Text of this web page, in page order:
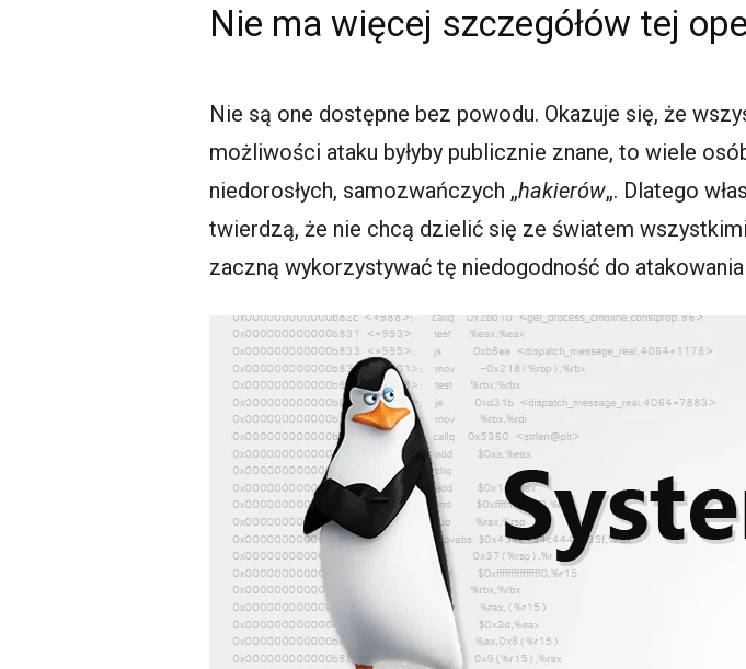
Nie ma więcej szczegółów tej
Nie są one dostępne bez powodu. Okazuje się, że
możliwości ataku byłyby publicznie znane, to wiele
niedorosłych, samozwańczych „hakierów„. Dlatego
twierdzą, że nie chcą dzielić się ze światem
zaczną wykorzystywać tę niedogodność do